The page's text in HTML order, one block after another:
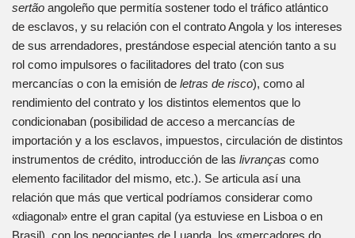
sertão angoleño que permitía sostener todo el tráfico atlántico
de esclavos, y su relación con el contrato Angola y los intereses
de sus arrendadores, prestándose especial atención tanto a su
rol como impulsores o facilitadores del trato (con sus
mercancías o con la emisión de letras de risco), como al
rendimiento del contrato y los distintos elementos que lo
condicionaban (posibilidad de acceso a mercancías de
importación y a los esclavos, impuestos, circulación de distintos
instrumentos de crédito, introducción de las livranças como
elemento facilitador del mismo, etc.). Se articula así una
relación que más que vertical podríamos considerar como
«diagonal» entre el gran capital (ya estuviese en Lisboa o en
Brasil), con los negociantes de Luanda, los «mercadores do